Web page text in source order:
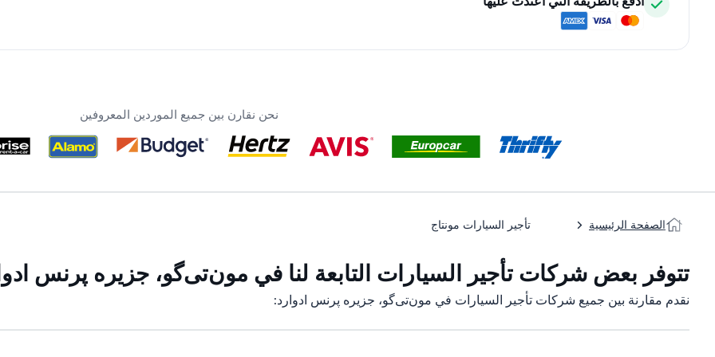
نحن نقارن بين جميع الموردين المعروفين
الصفحة الرئيسية تأجير السيارات مونتاج
تتوفر بعض شركات تأجير السيارات التابعة لنا في مون‌تی‌گو، جزیره پرنس
نقدم مقارنة بين جميع شركات تأجير السيارات في مون‌تی‌گو، جزیره پرنس ادوارد: